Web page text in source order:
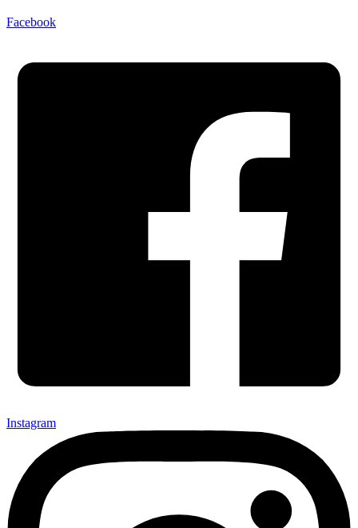
Facebook
Instagram